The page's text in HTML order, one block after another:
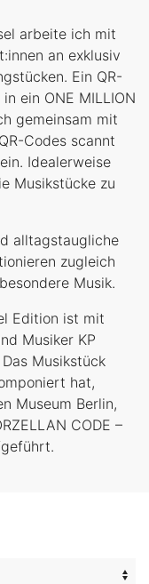
arbeite ich mit
an exklusiv
Ein QR-
ein ONE MILLION
gemeinsam mit
Codes scannt
Idealerweise
Musikstücke zu
alltagstaugliche
zugleich
Musik.
Edition ist mit
Musiker KP
Musikstück
hat,
Museum Berlin,
CODE –